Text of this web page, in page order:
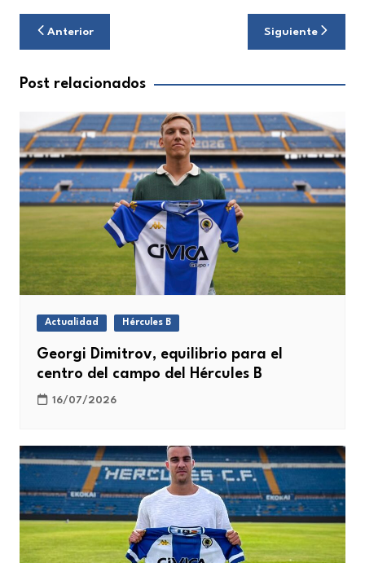
Navegación
de
entradas
Anterior Siguiente
Post relacionados
Actualidad Hércules B
Georgi Dimitrov, equilibrio para el
centro del campo del Hércules B
16/07/2026